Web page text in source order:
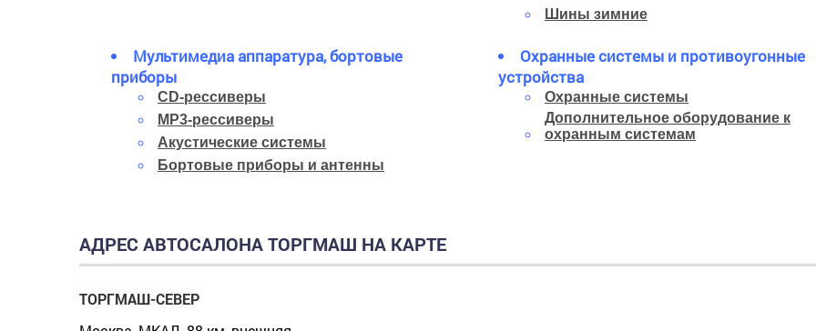
Шины зимние
Мультимедиа аппаратура, бортовые
приборы
CD-рессиверы
MP3-рессиверы
Акустические системы
Бортовые приборы и антенны
Охранные системы и противоугонные
устройства
Охранные системы
Дополнительное оборудование к
охранным системам
АДРЕС АВТОСАЛОНА ТОРГМАШ НА КАРТЕ
ТОРГМАШ-СЕВЕР